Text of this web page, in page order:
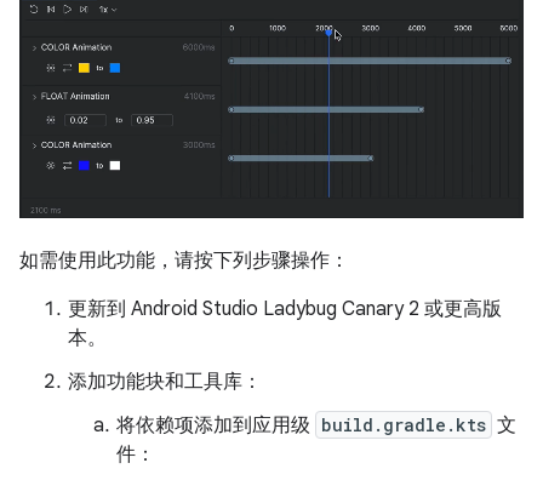
如需使用此功能，请按下列步骤操作：
更新到 Android Studio Ladybug Canary 2 或更高版
本。
添加功能块和工具库：
将依赖项添加到应用级 build.gradle.kts 文
件：